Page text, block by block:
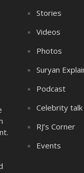
Stories
Videos
Photos
Suryan
Podcast
Celebrity talk
RJ’s Corner
Events